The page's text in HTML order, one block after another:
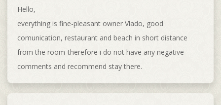
Hello,
everything is fine-pleasant owner Vlado, good
comunication, restaurant and beach in short distance
from the room-therefore i do not have any negative
comments and recommend stay there.